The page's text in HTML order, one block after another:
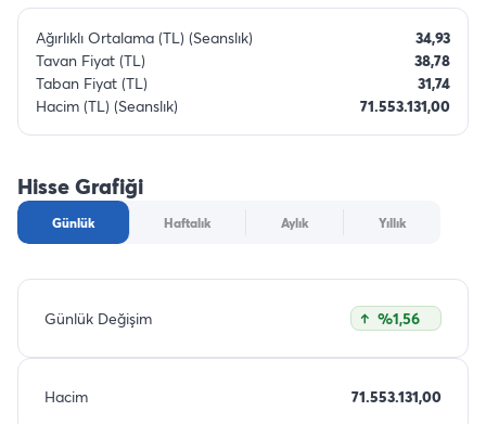
Ağırlıklı Ortalama (TL) (Seanslık)
34,93
Tavan Fiyat (TL)
38,78
Taban Fiyat (TL)
31,74
Hacim (TL) (Seanslık)
71.553.131,00
Hisse Grafiği
Günlük Haftalık Aylık Yıllık
Günlük Değişim %1,56
Hacim 71.553.131,00